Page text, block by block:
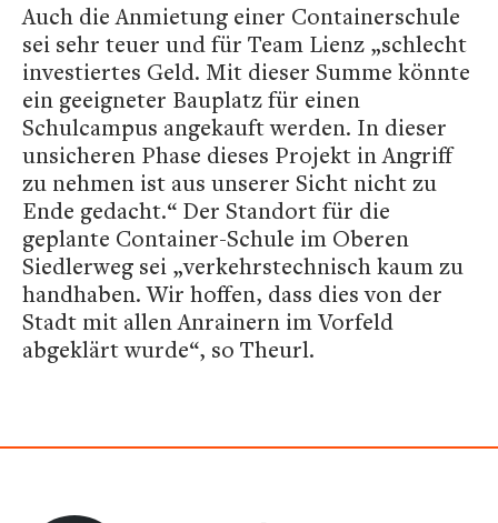
Auch die Anmietung einer Containerschule
sei sehr teuer und für Team Lienz „schlecht
investiertes Geld. Mit dieser Summe könnte
ein geeigneter Bauplatz für einen
Schulcampus angekauft werden. In dieser
unsicheren Phase dieses Projekt in Angriff
zu nehmen ist aus unserer Sicht nicht zu
Ende gedacht.“ Der Standort für die
geplante Container-Schule im Oberen
Siedlerweg sei „verkehrstechnisch kaum zu
handhaben. Wir hoffen, dass dies von der
Stadt mit allen Anrainern im Vorfeld
abgeklärt wurde“, so Theurl.